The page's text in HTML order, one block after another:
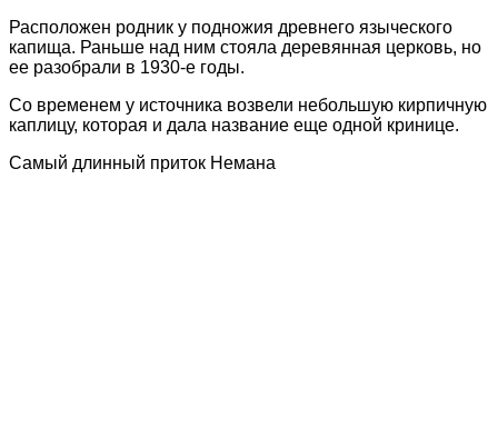
Расположен родник у подножия древнего языческого
капища. Раньше над ним стояла деревянная церковь, но
ее разобрали в 1930-е годы.
Со временем у источника возвели небольшую кирпичную
каплицу, которая и дала название еще одной кринице.
Самый длинный приток Немана